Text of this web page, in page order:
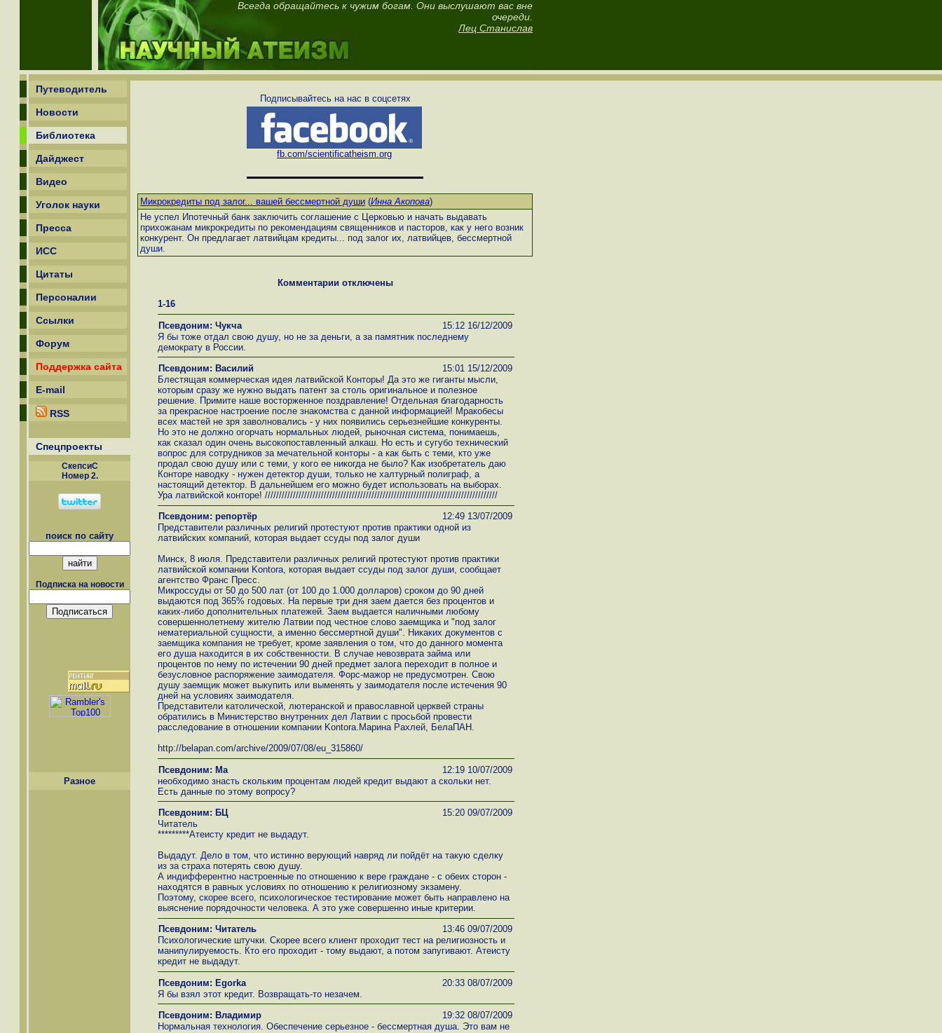
Всегда обращайтесь к чужим богам. Они выслушают вас вне
очереди.
Лец Станислав
Путеводитель
Новости
Библиотека
Дайджест
Видео
Уголок науки
Пресса
ИСС
Цитаты
Персоналии
Ссылки
Форум
Поддержка сайта
E-mail
RSS
Спецпроекты
СкепсиС
Номер 2.
поиск по сайту
Подписка на новости
Разное
Подписывайтесь на нас в соцсетях
fb.com/scientificatheism.org
Микрокредиты под залог... вашей бессмертной души (Инна Акопова)
Не успел Ипотечный банк заключить соглашение с Церковью и начать выдавать
прихожанам микрокредиты по рекомендациям священников и пасторов, как у него возник
конкурент. Он предлагает латвийцам кредиты... под залог их, латвийцев, бессмертной
души.
Комментарии отключены
1-16
Псевдоним: Чукча
15:12 16/12/2009
Я бы тоже отдал свою душу, но не за деньги, а за памятник последнему
демократу в России.
Псевдоним: Василий
15:01 15/12/2009
Блестящая коммерческая идея латвийской Конторы! Да это же гиганты мысли,
которым сразу же нужно выдать патент за столь оригинальное и полезное
решение. Примите наше восторженное поздравление! Отдельная благодарность
за прекрасное настроение после знакомства с данной информацией! Мракобесы
всех мастей не зря заволновались - у них появились серьезнейшие конкуренты.
Но это не должно огорчать нормальных людей, рыночная система, понимаешь,
как сказал один очень высокопоставленный алкаш. Но есть и сугубо технический
вопрос для сотрудников за мечательной конторы - а как быть с теми, кто уже
продал свою душу или с теми, у кого ее никогда не было? Как изобретатель даю
Конторе наводку - нужен детектор души, только не халтурный полиграф, а
настоящий детектор. В дальнейшем его можно будет использовать на выборах.
Ура латвийской конторе! ///////////////////////////////////////////////////////////////////////////////////
Псевдоним: репортёр
12:49 13/07/2009
Представители различных религий протестуют против практики одной из
латвийских компаний, которая выдает ссуды под залог души
Минск, 8 июля. Представители различных религий протестуют против практики
латвийской компании Kontora, которая выдает ссуды под залог души, сообщает
агентство Франс Пресс.
Микроссуды от 50 до 500 лат (от 100 до 1.000 долларов) сроком до 90 дней
выдаются под 365% годовых. На первые три дня заем дается без процентов и
каких-либо дополнительных платежей. Заем выдается наличными любому
совершеннолетнему жителю Латвии под честное слово заемщика и "под залог
нематериальной сущности, а именно бессмертной души". Никаких документов с
заемщика компания не требует, кроме заявления о том, что до данного момента
его душа находится в их собственности. В случае невозврата займа или
процентов по нему по истечении 90 дней предмет залога переходит в полное и
безусловное распоряжение заимодателя. Форс-мажор не предусмотрен. Свою
душу заемщик может выкупить или выменять у заимодателя после истечения 90
дней на условиях заимодателя.
Представители католической, лютеранской и православной церквей страны
обратились в Министерство внутренних дел Латвии с просьбой провести
расследование в отношении компании Kontora.Марина Рахлей, БелаПАН.
http://belapan.com/archive/2009/07/08/eu_315860/
Псевдоним: Ма
12:19 10/07/2009
необходимо знасть скольким процентам людей кредит выдают а скольки нет.
Есть данные по этому вопросу?
Псевдоним: БЦ
15:20 09/07/2009
Читатель
*********Атеисту кредит не выдадут.
Выдадут. Дело в том, что истинно верующий навряд ли пойдёт на такую сделку
из за страха потерять свою душу.
А индифферентно настроенные по отношению к вере граждане - с обеих сторон -
находятся в равных условиях по отношению к религиозному экзамену.
Поэтому, скорее всего, психологическое тестирование может быть направлено на
выяснение порядочности человека. А это уже совершенно иные критерии.
Псевдоним: Читатель
13:46 09/07/2009
Психологические штучки. Скорее всего клиент проходит тест на религиозность и
манипулируемость. Кто его проходит - тому выдают, а потом запугивают. Атеисту
кредит не выдадут.
Псевдоним: Egorka
20:33 08/07/2009
Я бы взял этот кредит. Возвращать-то незачем.
Псевдоним: Владимир
19:32 08/07/2009
Нормальная технология. Обеспечение серьезное - бессмертная душа. Это вам не